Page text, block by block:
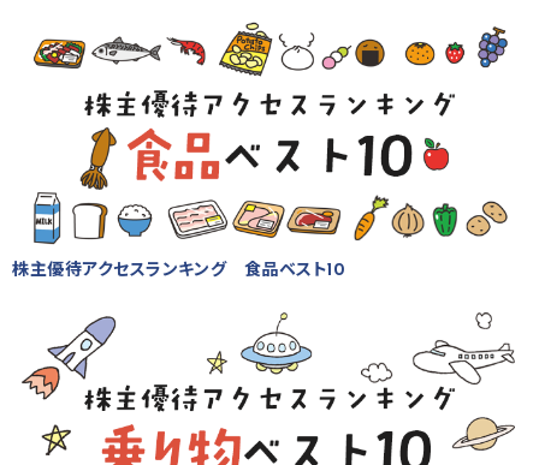
株主優待アクセスランキング 食品ベスト10